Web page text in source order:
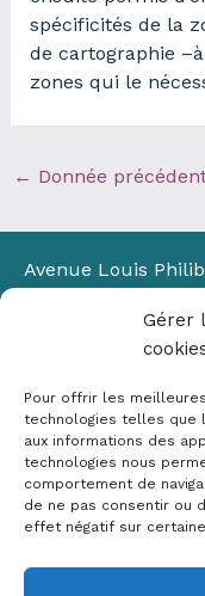
Gérer
Pour offrir les
technologies telles que
aux informations des
technologies nous
comportement de
de ne pas consentir ou
effet négatif sur
spécificités de la
de cartographie
zones qui le
← Donnée
Avenue Louis
Bâtiment Laennec
13100 Aix-en-
✉ contact@crige-